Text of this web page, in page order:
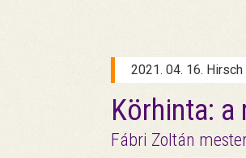
2021. 04. 16.
Körhinta:
Fábri Zoltán